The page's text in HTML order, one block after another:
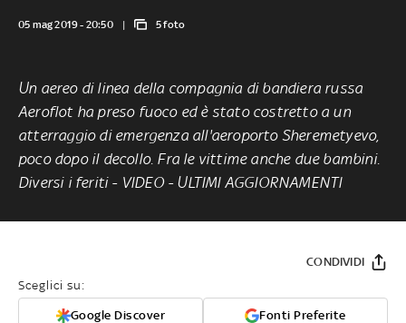
05 mag 2019 - 20:50 5 foto
Un aereo di linea della compagnia di bandiera russa
Aeroflot ha preso fuoco ed è stato costretto a un
atterraggio di emergenza all'aeroporto Sheremetyevo,
poco dopo il decollo. Fra le vittime anche due bambini.
Diversi i feriti - VIDEO- ULTIMI AGGIORNAMENTI
Sceglici su:
Google Discover Fonti Preferite
CONDIVIDI